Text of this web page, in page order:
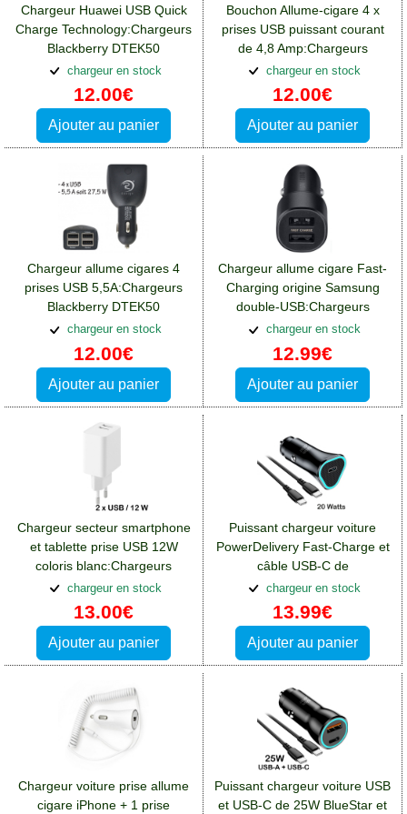
Chargeur Huawei USB Quick
Charge Technology:Chargeurs
Blackberry DTEK50
chargeur en stock
12.00€
Ajouter au panier
Bouchon Allume-cigare 4 x
prises USB puissant courant
de 4,8 Amp:Chargeurs
Blackberry DTEK50
chargeur en stock
12.00€
Ajouter au panier
Chargeur allume cigares 4
prises USB 5,5A:Chargeurs
Blackberry DTEK50
chargeur en stock
12.00€
Ajouter au panier
Chargeur allume cigare Fast-
Charging origine Samsung
double-USB:Chargeurs
Blackberry DTEK50
chargeur en stock
12.99€
Ajouter au panier
Chargeur secteur smartphone
et tablette prise USB 12W
coloris blanc:Chargeurs
Blackberry DTEK50
chargeur en stock
13.00€
Ajouter au panier
Puissant chargeur voiture
PowerDelivery Fast-Charge et
câble USB-C de
20W:Chargeurs Blackberry
DTEK50
chargeur en stock
13.99€
Ajouter au panier
Chargeur voiture prise allume
cigare iPhone + 1 prise
Puissant chargeur voiture USB
et USB-C de 25W BlueStar et